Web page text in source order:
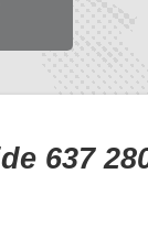
637